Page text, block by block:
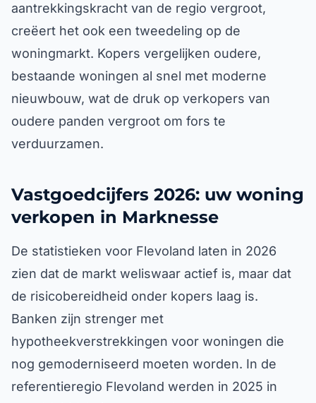
aantrekkingskracht van de regio vergroot,
creëert het ook een tweedeling op de
woningmarkt. Kopers vergelijken oudere,
bestaande woningen al snel met moderne
nieuwbouw, wat de druk op verkopers van
oudere panden vergroot om fors te
verduurzamen.
Vastgoedcijfers 2026: uw woning
verkopen in Marknesse
De statistieken voor Flevoland laten in 2026
zien dat de markt weliswaar actief is, maar dat
de risicobereidheid onder kopers laag is.
Banken zijn strenger met
hypotheekverstrekkingen voor woningen die
nog gemoderniseerd moeten worden. In de
referentieregio Flevoland werden in 2025 in